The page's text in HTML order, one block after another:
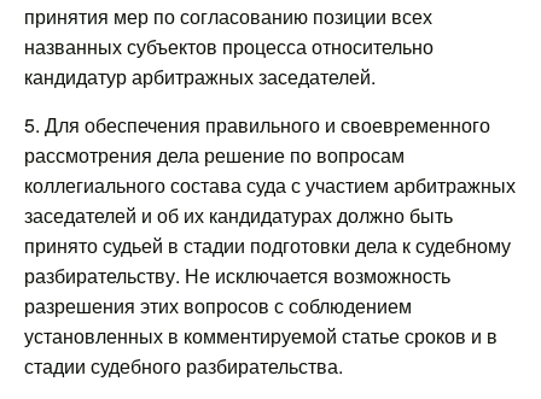
принятия мер по согласованию позиции всех
названных субъектов процесса относительно
кандидатур арбитражных заседателей.
5. Для обеспечения правильного и своевременного
рассмотрения дела решение по вопросам
коллегиального состава суда с участием арбитражных
заседателей и об их кандидатурах должно быть
принято судьей в стадии подготовки дела к судебному
разбирательству. Не исключается возможность
разрешения этих вопросов с соблюдением
установленных в комментируемой статье сроков и в
стадии судебного разбирательства.